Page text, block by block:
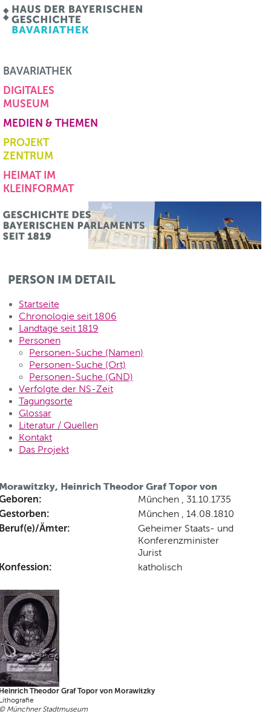
BAVARIATHEK
DIGITALES
MUSEUM
MEDIEN & THEMEN
PROJEKT
ZENTRUM
HEIMAT IM
KLEINFORMAT
PERSON IM DETAIL
Startseite
Chronologie seit 1806
Landtage seit 1819
Personen
Personen-Suche (Namen)
Personen-Suche (Ort)
Personen-Suche (GND)
Verfolgte der NS-Zeit
Tagungsorte
Glossar
Literatur / Quellen
Kontakt
Das Projekt
Heinrich Theodor Graf Topor von
München , 31.10.1735
München , 14.08.1810
Ämter:
Geheimer Staats- und
Konferenzminister
Jurist
katholisch
Theodor Graf Topor von Morawitzky
Münchner Stadtmuseum